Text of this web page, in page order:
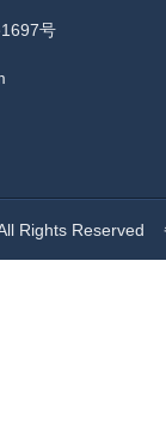
号
Rights Reserved